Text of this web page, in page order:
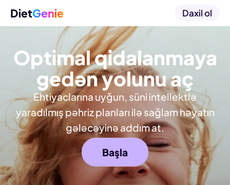
DietGenie Daxil ol
Optimal qidalanmaya
gedən yolunu aç
Ehtiyaclarına uyğun, süni intellektlə
yaradılmış pəhriz planları ilə sağlam həyatın
gələcəyinə addım at.
Başla